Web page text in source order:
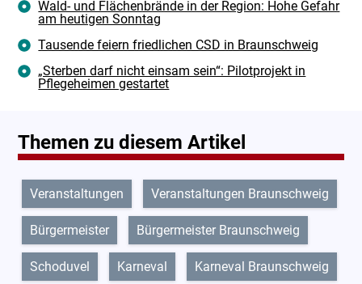
Wald- und Flächenbrände in der Region: Hohe Gefahr
am heutigen Sonntag
Tausende feiern friedlichen CSD in Braunschweig
„Sterben darf nicht einsam sein“: Pilotprojekt in
Pflegeheimen gestartet
Themen zu diesem Artikel
Veranstaltungen Veranstaltungen Braunschweig
Bürgermeister Bürgermeister Braunschweig
Schoduvel Karneval Karneval Braunschweig